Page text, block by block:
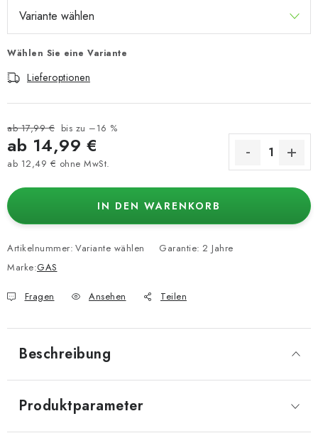
Wählen Sie eine Variante
Lieferoptionen
ab 17,99 € bis zu –16 %
ab 14,99 €
ab 12,49 € ohne MwSt.
IN DEN WARENKORB
Artikelnummer: Variante wählen
Marke:GAS
Garantie: 2 Jahre
Fragen Ansehen Teilen
Beschreibung
Produktparameter